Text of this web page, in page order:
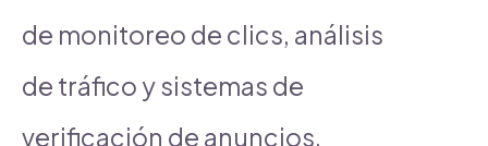
de monitoreo de clics, análisis
de tráfico y sistemas de
verificación de anuncios.